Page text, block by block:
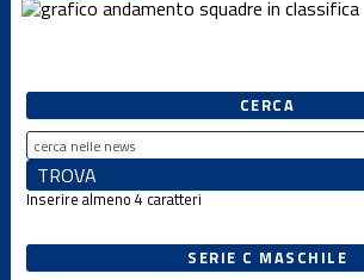
CERCA
Inserire almeno 4 caratteri
SERIE C MASCHILE